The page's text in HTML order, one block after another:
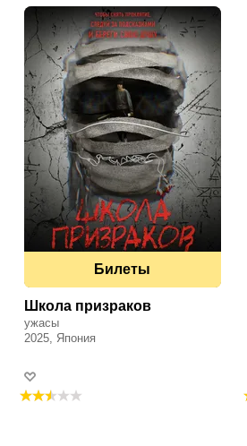
Школа призраков
ужасы
2025, Япония
Билеты